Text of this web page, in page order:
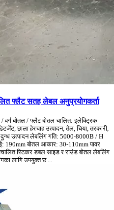
फ्लैट सतह लेबल अनुप्रयोगकर्ता
/ वर्ग बोतल / फ्लैट बोतल चालित: इलेक्ट्रिक
छाला हेरचाह उत्पादन, तेल, चिया, तरकारी,
उत्पादन लेबलिंग गति: 5000-8000B / H
190mm बोतल आकार: 30-110mm पावर
स्टिकर डबल साइड र राउंड बोतल लेबलिंग
लागि उपयुक्त छ ...